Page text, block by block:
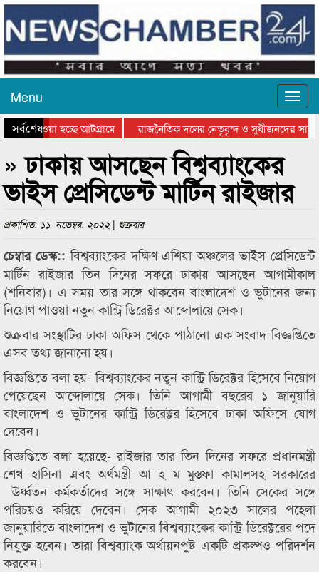
Menu
সর্বশেষ
যাওয়া হচ্ছে আটগ্রামে
রাজনৈতিক দলের নেতৃবৃন্দ ও সুধীজনদের সাথে
সিলেটে বাংলাদেশ গ্রুপ থিয়েটার
» ঢাকায় আসছেন বিশ্বব্যাংকের
ভাইস প্রেসিডেন্ট মার্টিন রাইজার
প্রকাশিত: ১১. নভেম্বর. ২০২২ | শুক্রবার
চেম্বার ডেস্ক::বিশ্বব্যাংকের দক্ষিণ এশিয়া অঞ্চলের ভাইস প্রেসিডেন্ট
মার্টিন রাইজার তিন দিনের সফরে ঢাকায় আসছেন আগামীকাল
(শনিবার)। এ সময় তার সঙ্গে থাকবেন বাংলাদেশ ও ভুটানের জন্য
নিয়োগ পাওয়া নতুন কান্ট্রি ডিরেক্টর আব্দোলায়ে সেক।
শুক্রবার সংস্থাটির ঢাকা অফিস থেকে পাঠানো এক সংবাদ বিজ্ঞপ্তিতে
এসব তথ্য জানানো হয়।
বিজ্ঞপ্তিতে বলা হয়- বিশ্বব্যাংকের নতুন কান্ট্রি ডিরেক্টর হিসেবে নিয়োগ
পেয়েছেন আব্দোলায়ে সেক। তিনি আগামী বছরের ১ জানুয়ারি
বাংলাদেশ ও ভুটানের কান্ট্রি ডিরেক্টর হিসেবে ঢাকা অফিসে যোগ
দেবেন।
বিজ্ঞপ্তিতে বলা হয়েছে- রাইজার তার তিন দিনের সফরে প্রধানমন্ত্রী
শেখ হাসিনা এবং অর্থমন্ত্রী আ হ ম মুস্তফা কামালসহ সরকারের
ঊর্ধ্বতন কর্মকর্তাদের সঙ্গে সাক্ষাৎ করবেন। তিনি সেকের সঙ্গে
পরিচয়ও করিয়ে দেবেন। সেক আগামী ২০২৩ সালের পহেলা
জানুয়ারিতে বাংলাদেশ ও ভুটানের বিশ্বব্যাংকের কান্ট্রি ডিরেক্টরের পদে
নিযুক্ত হবেন। তারা বিশ্বব্যাংক অর্থায়নপুষ্ট একটি প্রকল্পও পরিদর্শন
করবেন।